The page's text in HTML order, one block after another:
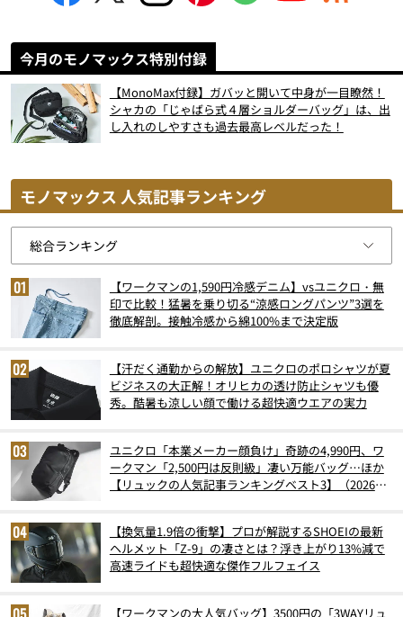
今月のモノマックス特別付録
【MonoMax付録】ガバッと開いて中身が一目瞭然！
シャカの「じゃばら式４層ショルダーバッグ」は、出
し入れのしやすさも過去最高レベルだった！
モノマックス 人気記事ランキング
【ワークマンの1,590円冷感デニム】vsユニクロ・無
印で比較！猛暑を乗り切る“涼感ロングパンツ”3選を
徹底解剖。接触冷感から綿100%まで決定版
【汗だく通勤からの解放】ユニクロのポロシャツが夏
ビジネスの大正解！オリヒカの透け防止シャツも優
秀。酷暑も涼しい顔で働ける超快適ウエアの実力
ユニクロ「本業メーカー顔負け」奇跡の4,990円、ワ
ークマン「2,500円は反則級」凄い万能バッグ…ほか
【リュックの人気記事ランキングベスト3】（2026年
【換気量1.9倍の衝撃】プロが解説するSHOEIの最新
ヘルメット「Z-9」の凄さとは？浮き上がり13%減で
高速ライドも超快適な傑作フルフェイス
【ワークマンの大人気バッグ】3500円の「3WAYリュ